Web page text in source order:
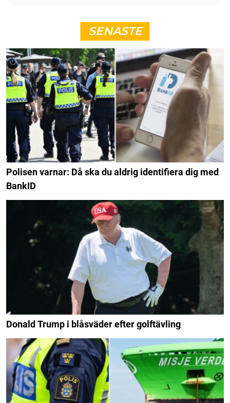
SENASTE
Polisen varnar: Då ska du aldrig identifiera dig med
BankID
Donald Trump i blåsväder efter golftävling